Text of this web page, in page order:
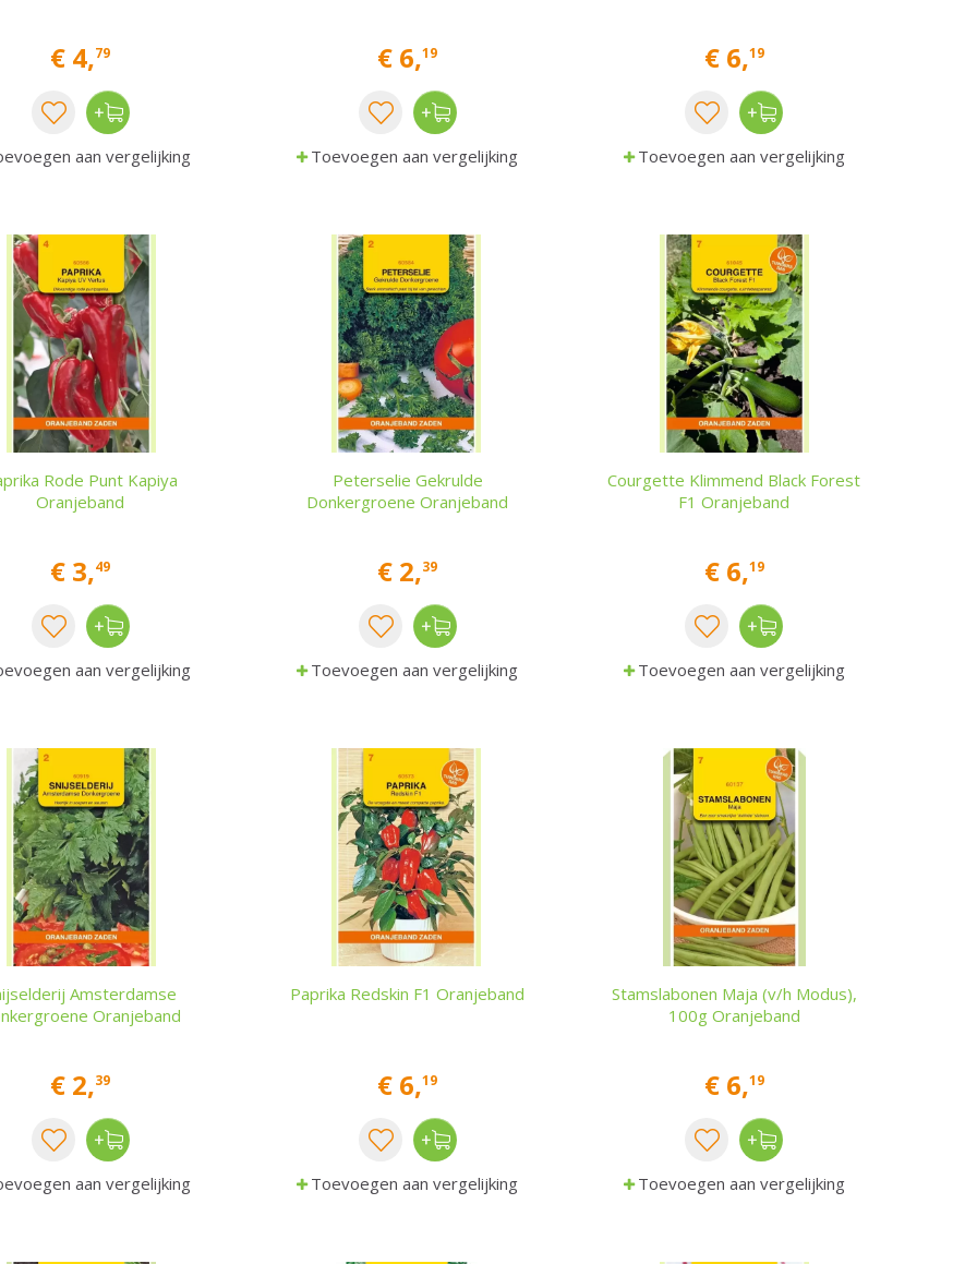
€ 4,79
aan vergelijking
€ 6,19
Toevoegen aan vergelijking
€ 6,19
Toevoegen aan vergelijking
Rode Punt Kapiya
Oranjeband
€ 3,49
aan vergelijking
Peterselie Gekrulde
Donkergroene Oranjeband
€ 2,39
Toevoegen aan vergelijking
Courgette Klimmend Black Forest
F1 Oranjeband
€ 6,19
Toevoegen aan vergelijking
Amsterdamse
Oranjeband
€ 2,39
aan vergelijking
Paprika Redskin F1 Oranjeband
€ 6,19
Toevoegen aan vergelijking
Stamslabonen Maja (v/h Modus),
100g Oranjeband
€ 6,19
Toevoegen aan vergelijking